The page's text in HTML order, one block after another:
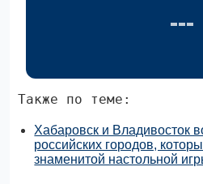
Также по теме:
Хабаровск и Владивосток
российских городов,
знаменитой настольной